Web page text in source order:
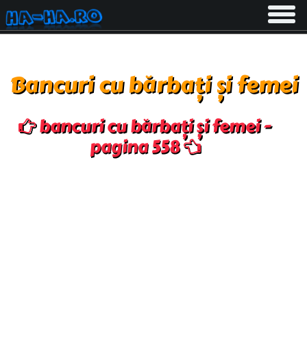
Toggle
Bancuri cu bărbați și femei
bancuri cu bărbați și femei -
pagina 558